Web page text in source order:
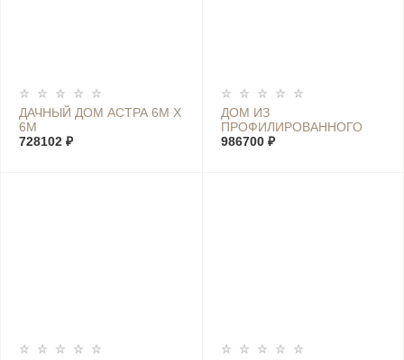
ДАЧНЫЙ ДОМ АСТРА 6М Х
6М
728102 ₽
ДОМ ИЗ
ПРОФИЛИРОВАННОГО
БРУСА МАРИЯ 5.6М Х 7М
986700 ₽